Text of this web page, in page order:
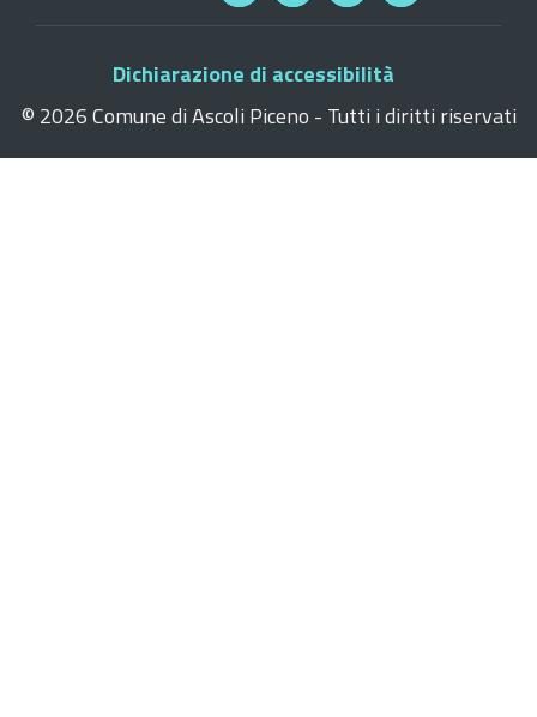
Dichiarazione di accessibilità
© 2026 Comune di Ascoli Piceno - Tutti i diritti riservati